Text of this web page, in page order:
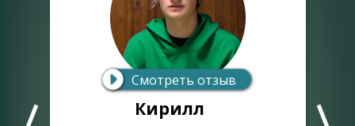
Смотреть отзыв
Кирилл